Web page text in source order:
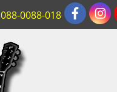
088-0088-018